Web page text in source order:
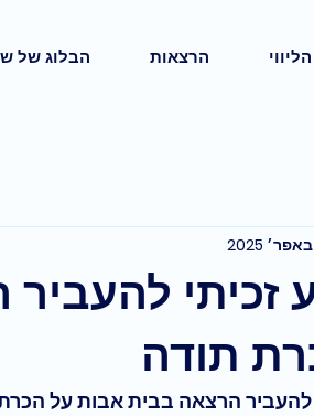
הרצאות הבלוג של
זכיתי
תודה
להעביר הרצאה בבית אבות על